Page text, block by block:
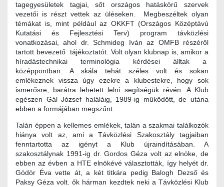
tagegyesületek tagjai, sőt országos hatáskörű szervek
vezetői is részt vettek az üléseken. Megbeszéltek olyan
témákat is, mint például az OKKFT (Országos Középtávú
Kutatási és Fejlesztési Terv) program távközlési
vonatkozásai, ahol dr. Schmideg Iván az OMFB részéről
tartott bevezető tájékoztatót. Volt olyan klubnap is, amikor a
híradástechnikai terminológia kérdései álltak a
középpontban. A skála tehát széles volt és sokan
emlékeznek vissza úgy ezekre a klubestekre, hogy sok
ismerősre, barátra lehetett lelni segítségük révén. A Klub
egészen Gál József haláláig, 1989-ig működött, de utána
ebben a formájában megszűnt.
Talán éppen a kellemes emlékek, talán a szakmai találkozók
hiánya volt az, ami a Távközlési Szakosztály tagjaiban
fenntartotta az igényt a Klub újraindításában. A
szakosztálynak 1991-ig dr. Gordos Géza volt az elnöke, de
ebben az évben a HTE elnökévé választották, így helyét dr.
Gödör Éva vette át, a két titkára pedig Balogh Dezső és
Paksy Géza volt. ők hárman kezdtek neki a Távközlési Klub